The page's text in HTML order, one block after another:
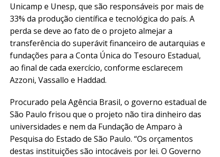
Unicamp e Unesp, que são responsáveis por mais de
33% da produção científica e tecnológica do país. A
perda se deve ao fato de o projeto almejar a
transferência do superávit financeiro de autarquias e
fundações para a Conta Única do Tesouro Estadual,
ao final de cada exercício, conforme esclarecem
Azzoni, Vassallo e Haddad.
Procurado pela Agência Brasil, o governo estadual de
São Paulo frisou que o projeto não tira dinheiro das
universidades e nem da Fundação de Amparo à
Pesquisa do Estado de São Paulo. “Os orçamentos
destas instituições são intocáveis por lei. O Governo